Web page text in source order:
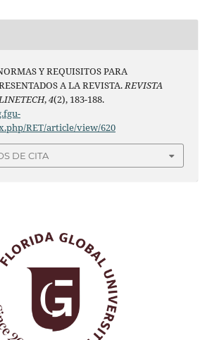
Y REQUISITOS PARA
A LA REVISTA.REVISTA
,4(2), 183-188.
RET/article/view/620
DE CITA